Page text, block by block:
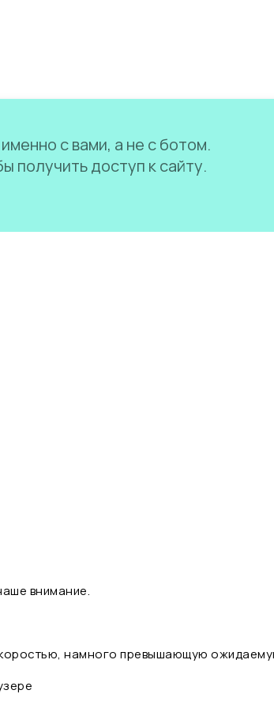
с вами, а не с ботом.
получить доступ к сайту.
внимание.
намного превышающую